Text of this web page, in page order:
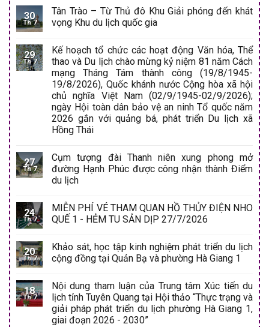
30
Th 7
Tân Trào – Từ Thủ đô Khu Giải phóng đến khát
vọng Khu du lịch quốc gia
29
Th 7
Kế hoạch tổ chức các hoạt động Văn hóa, Thể
thao và Du lịch chào mừng kỷ niệm 81 năm Cách
mạng Tháng Tám thành công (19/8/1945-
19/8/2026), Quốc khánh nước Cộng hòa xã hội
chủ nghĩa Việt Nam (02/9/1945-02/9/2026);
ngày Hội toàn dân bảo vệ an ninh Tổ quốc năm
2026 gắn với quảng bá, phát triển Du lịch xã
Hồng Thái
27
Th 7
Cụm tượng đài Thanh niên xung phong mở
đường Hạnh Phúc được công nhận thành Điểm
du lịch
24
Th 7
MIỄN PHÍ VÉ THAM QUAN HỒ THỦY ĐIỆN NHO
QUẾ 1 - HẺM TU SẢN DỊP 27/7/2026
20
Th 7
Khảo sát, học tập kinh nghiệm phát triển du lịch
cộng đồng tại Quản Bạ và phường Hà Giang 1
18
Th 7
Nội dung tham luận của Trung tâm Xúc tiến du
lịch tỉnh Tuyên Quang tại Hội thảo “Thực trạng và
giải pháp phát triển du lịch phường Hà Giang 1,
giai đoạn 2026 - 2030”